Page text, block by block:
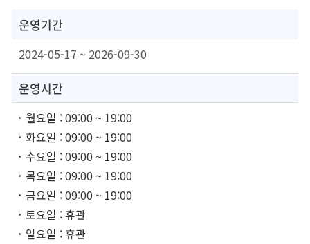
운영기간
2024-05-17 ~ 2026-09-30
운영시간
월요일 : 09:00 ~ 19:00
화요일 : 09:00 ~ 19:00
수요일 : 09:00 ~ 19:00
목요일 : 09:00 ~ 19:00
금요일 : 09:00 ~ 19:00
토요일 : 휴관
일요일 : 휴관